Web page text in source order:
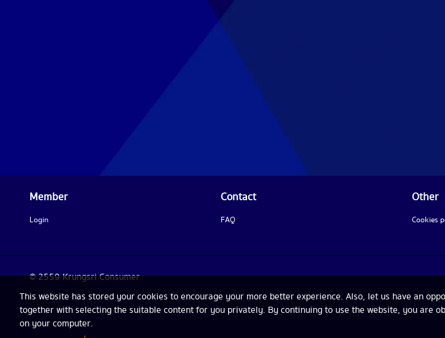
Member
Login
Contact
FAQ
Other
Cookies
© 2559 Krungsri Consumer
This website has stored your cookies to encourage your more better experience. Also, let us have an
together with selecting the suitable content for you privately. By continuing to use the website, you are
on your computer.